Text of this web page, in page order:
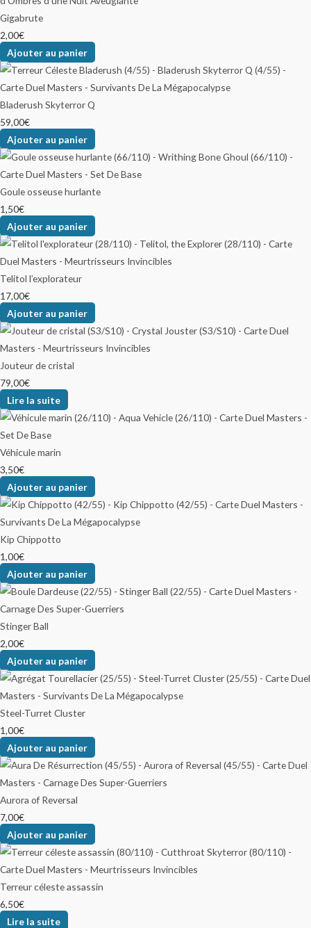
Gigabrute
2,00€
Ajouter au panier
Bladerush Skyterror Q
59,00€
Ajouter au panier
Goule osseuse hurlante
1,50€
Ajouter au panier
Telitol l’explorateur
17,00€
Ajouter au panier
Jouteur de cristal
79,00€
Lire la suite
Véhicule marin
3,50€
Ajouter au panier
Kip Chippotto
1,00€
Ajouter au panier
Stinger Ball
2,00€
Ajouter au panier
Steel-Turret Cluster
1,00€
Ajouter au panier
Aurora of Reversal
7,00€
Ajouter au panier
Terreur céleste assassin
6,50€
Lire la suite